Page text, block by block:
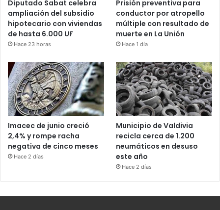
Diputado Sabat celebra
ampliación del subsidio
hipotecario con viviendas
de hasta 6.000 UF
Hace 23 horas
Prisión preventiva para
conductor por atropello
múltiple con resultado de
muerte en La Unión
Hace 1 día
Imacec de junio creció
2,4% y rompe racha
negativa de cinco meses
Hace 2 días
Municipio de Valdivia
recicla cerca de 1.200
neumáticos en desuso
este año
Hace 2 días